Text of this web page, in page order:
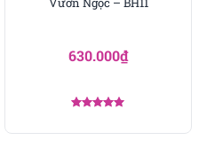
kỷ niệm yêu nhau,
một ngày bạn muốn
630.000₫